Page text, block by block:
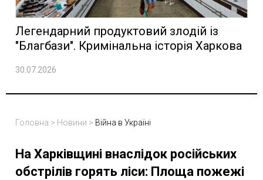
Легендарний продуктовий злодій із
"Благбази". Кримінальна історія Харкова
30.07.2026
Головна > Новини > Війна в Україні
На Харківщині внаслідок російських
обстрілів горять ліси: Площа пожежі